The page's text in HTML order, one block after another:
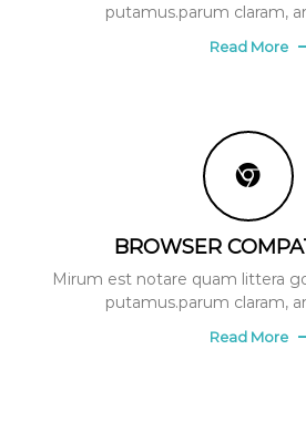
putamus.parum claram,
Read More
BROWSER
Mirum est notare quam littera
putamus.parum claram,
Read More